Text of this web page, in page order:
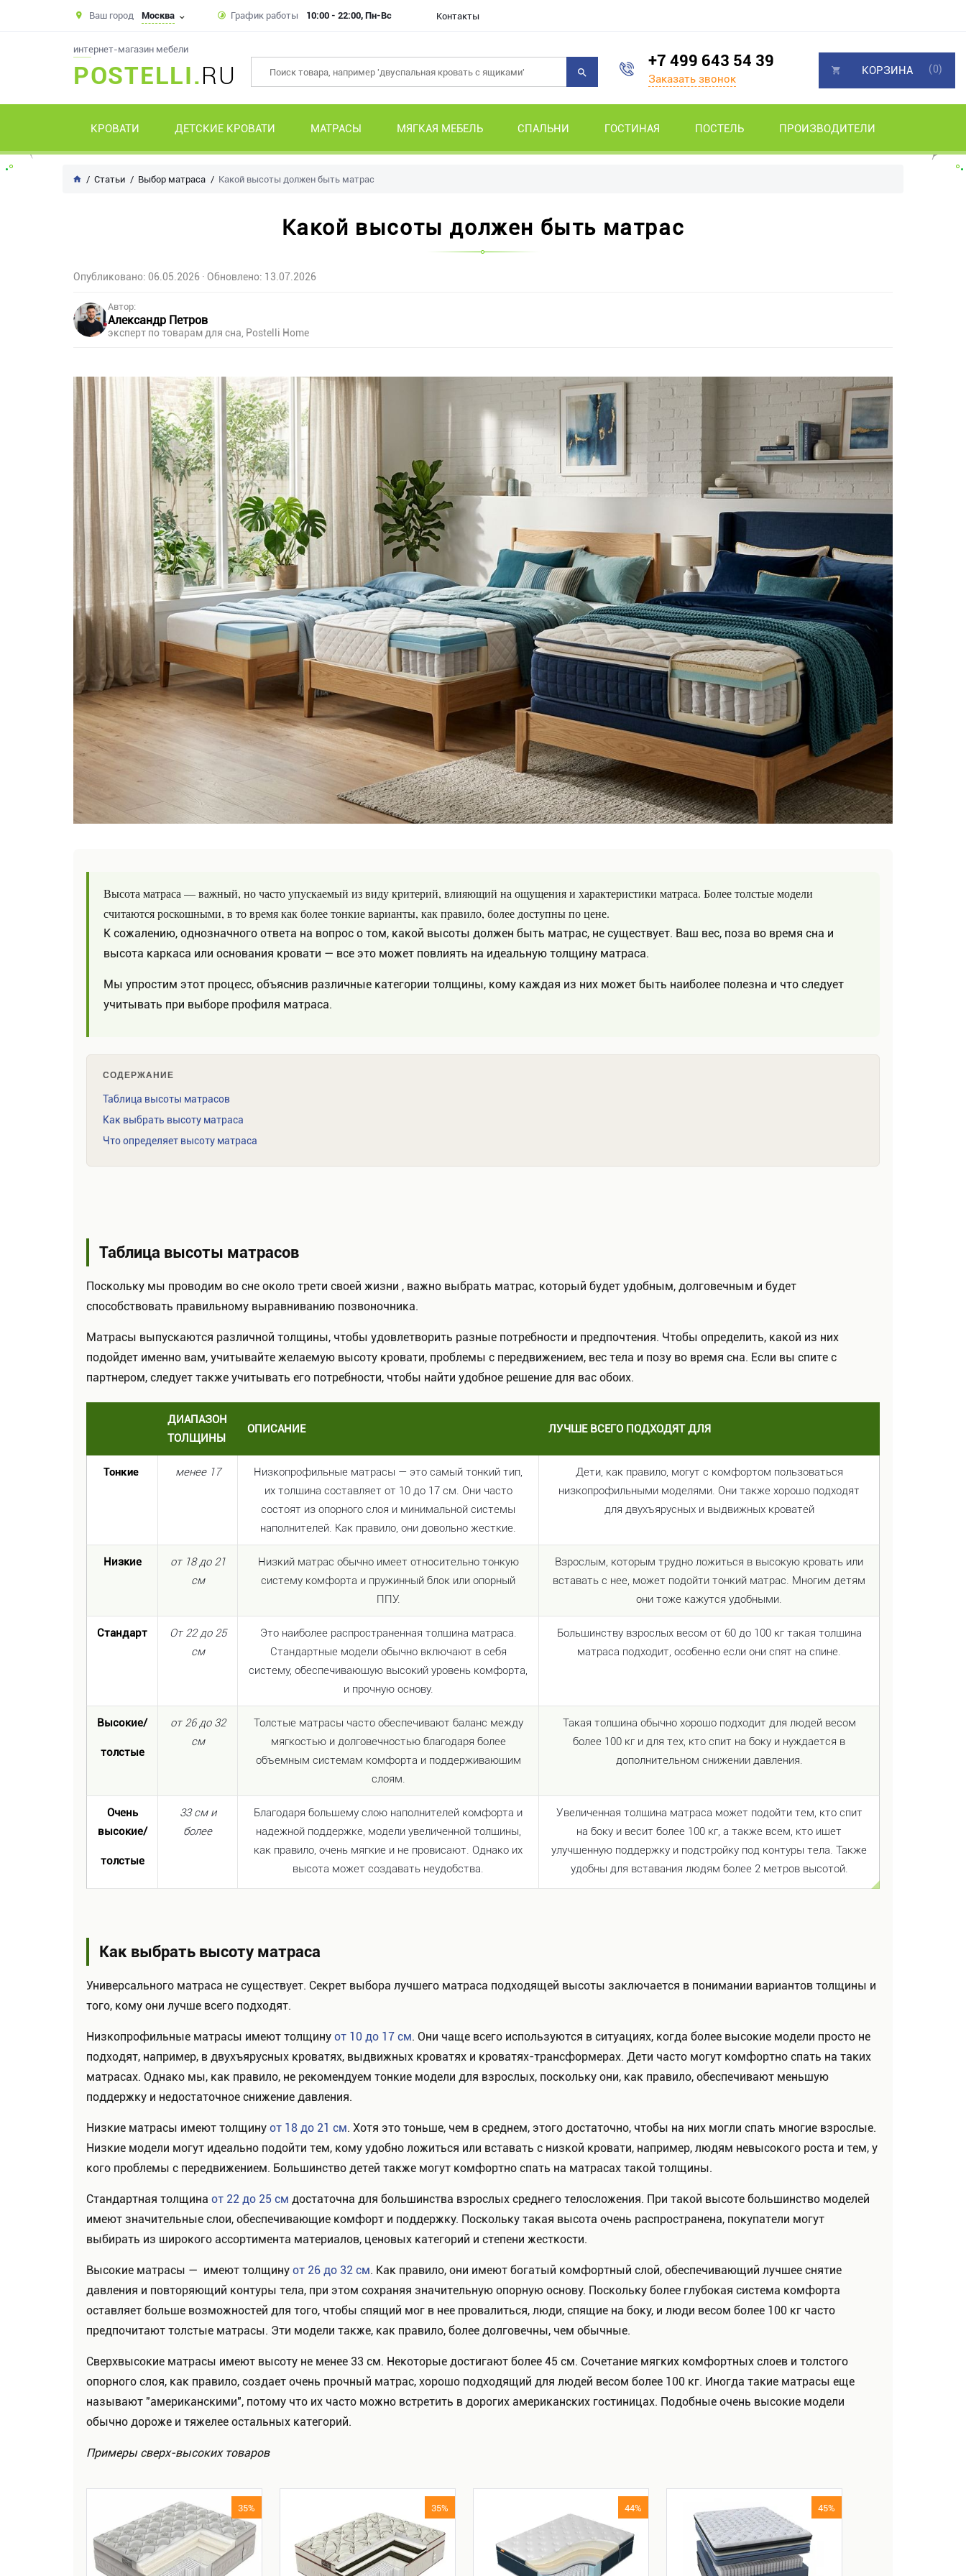
Ваш город Москва График работы 10:00 - 22:00, Пн-Вс Контакты
интернет-магазин мебели
POSTELLI.RU
+7 499 643 54 39
Заказать звонок
КРОВАТИ ДЕТСКИЕ КРОВАТИ МАТРАСЫ МЯГКАЯ МЕБЕЛЬ СПАЛЬНИ ГОСТИНАЯ ПОСТЕЛЬ ПРОИЗВОДИТЕЛИ
КОРЗИНА (0)
Статьи Выбор матраса Какой высоты должен быть матрас
Какой высоты должен быть матрас
Опубликовано: 06.05.2026 · Обновлено: 13.07.2026
Автор:
Александр Петров
эксперт по товарам для сна, Postelli Home
Высота матраса — важный, но часто упускаемый из виду критерий, влияющий на ощущения и характеристики матраса. Более толстые модели
считаются роскошными, в то время как более тонкие варианты, как правило, более доступны по цене.
К сожалению, однозначного ответа на вопрос о том, какой высоты должен быть матрас, не существует. Ваш вес, поза во время сна и
высота каркаса или основания кровати — все это может повлиять на идеальную толщину матраса.
Мы упростим этот процесс, объяснив различные категории толщины, кому каждая из них может быть наиболее полезна и что следует
учитывать при выборе профиля матраса.
СОДЕРЖАНИЕ
Таблица высоты матрасов
Как выбрать высоту матраса
Что определяет высоту матраса
Таблица высоты матрасов
Поскольку мы проводим во сне около трети своей жизни , важно выбрать матрас, который будет удобным, долговечным и будет
способствовать правильному выравниванию позвоночника.
Матрасы выпускаются различной толщины, чтобы удовлетворить разные потребности и предпочтения. Чтобы определить, какой из них
подойдет именно вам, учитывайте желаемую высоту кровати, проблемы с передвижением, вес тела и позу во время сна. Если вы спите с
партнером, следует также учитывать его потребности, чтобы найти удобное решение для вас обоих.
ДИАПАЗОН
ТОЛЩИНЫ
ОПИСАНИЕ ЛУЧШЕ ВСЕГО ПОДХОДЯТ ДЛЯ
Тонкие менее 17
Низкопрофильные матрасы — это самый тонкий тип,
их толщина составляет от 10 до 17 см. Они часто
состоят из опорного слоя и минимальной системы
наполнителей. Как правило, они довольно жесткие.
Дети, как правило, могут с комфортом пользоваться
низкопрофильными моделями. Они также хорошо подходят
для двухъярусных и выдвижных кроватей
Низкие
от 18 до 21
см
Низкий матрас обычно имеет относительно тонкую
систему комфорта и пружинный блок или опорный
ППУ.
Взрослым, которым трудно ложиться в высокую кровать или
вставать с нее, может подойти тонкий матрас. Многим детям
они тоже кажутся удобными.
Стандарт
От 22 до 25
см
Это наиболее распространенная толщина матраса.
Стандартные модели обычно включают в себя
систему, обеспечивающую высокий уровень комфорта,
и прочную основу.
Большинству взрослых весом от 60 до 100 кг такая толщина
матраса подходит, особенно если они спят на спине.
Высокие/
толстые
от 26 до 32
см
Толстые матрасы часто обеспечивают баланс между
мягкостью и долговечностью благодаря более
объемным системам комфорта и поддерживающим
слоям.
Такая толщина обычно хорошо подходит для людей весом
более 100 кг и для тех, кто спит на боку и нуждается в
дополнительном снижении давления.
Очень
высокие/
толстые
33 см и
более
Благодаря большему слою наполнителей комфорта и
надежной поддержке, модели увеличенной толщины,
как правило, очень мягкие и не провисают. Однако их
высота может создавать неудобства.
Увеличенная толщина матраса может подойти тем, кто спит
на боку и весит более 100 кг, а также всем, кто ищет
улучшенную поддержку и подстройку под контуры тела. Также
удобны для вставания людям более 2 метров высотой.
Как выбрать высоту матраса
Универсального матраса не существует. Секрет выбора лучшего матраса подходящей высоты заключается в понимании вариантов толщины и
того, кому они лучше всего подходят.
Низкопрофильные матрасы имеют толщину от 10 до 17 см. Они чаще всего используются в ситуациях, когда более высокие модели просто не
подходят, например, в двухъярусных кроватях, выдвижных кроватях и кроватях-трансформерах. Дети часто могут комфортно спать на таких
матрасах. Однако мы, как правило, не рекомендуем тонкие модели для взрослых, поскольку они, как правило, обеспечивают меньшую
поддержку и недостаточное снижение давления.
Низкие матрасы имеют толщину от 18 до 21 см. Хотя это тоньше, чем в среднем, этого достаточно, чтобы на них могли спать многие взрослые.
Низкие модели могут идеально подойти тем, кому удобно ложиться или вставать с низкой кровати, например, людям невысокого роста и тем, у
кого проблемы с передвижением. Большинство детей также могут комфортно спать на матрасах такой толщины.
Стандартная толщина от 22 до 25 см достаточна для большинства взрослых среднего телосложения. При такой высоте большинство моделей
имеют значительные слои, обеспечивающие комфорт и поддержку. Поскольку такая высота очень распространена, покупатели могут
выбирать из широкого ассортимента материалов, ценовых категорий и степени жесткости.
Высокие матрасы — имеют толщину от 26 до 32 см. Как правило, они имеют богатый комфортный слой, обеспечивающий лучшее снятие
давления и повторяющий контуры тела, при этом сохраняя значительную опорную основу. Поскольку более глубокая система комфорта
оставляет больше возможностей для того, чтобы спящий мог в нее провалиться, люди, спящие на боку, и люди весом более 100 кг часто
предпочитают толстые матрасы. Эти модели также, как правило, более долговечны, чем обычные.
Сверхвысокие матрасы имеют высоту не менее 33 см. Некоторые достигают более 45 см. Сочетание мягких комфортных слоев и толстого
опорного слоя, как правило, создает очень прочный матрас, хорошо подходящий для людей весом более 100 кг. Иногда такие матрасы еще
называют "американскими", потому что их часто можно встретить в дорогих американских гостиницах. Подобные очень высокие модели
обычно дороже и тяжелее остальных категорий.
Примеры сверх-высоких товаров
35% 35% 44% 45%